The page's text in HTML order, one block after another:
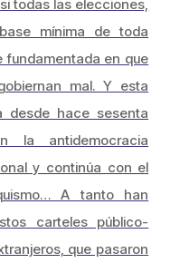
todas las elecciones,
mínima de toda
fundamentada en que
mal. Y esta
desde hace sesenta
la antidemocracia
y continúa con el
A tanto han
carteles público-
que pasaron